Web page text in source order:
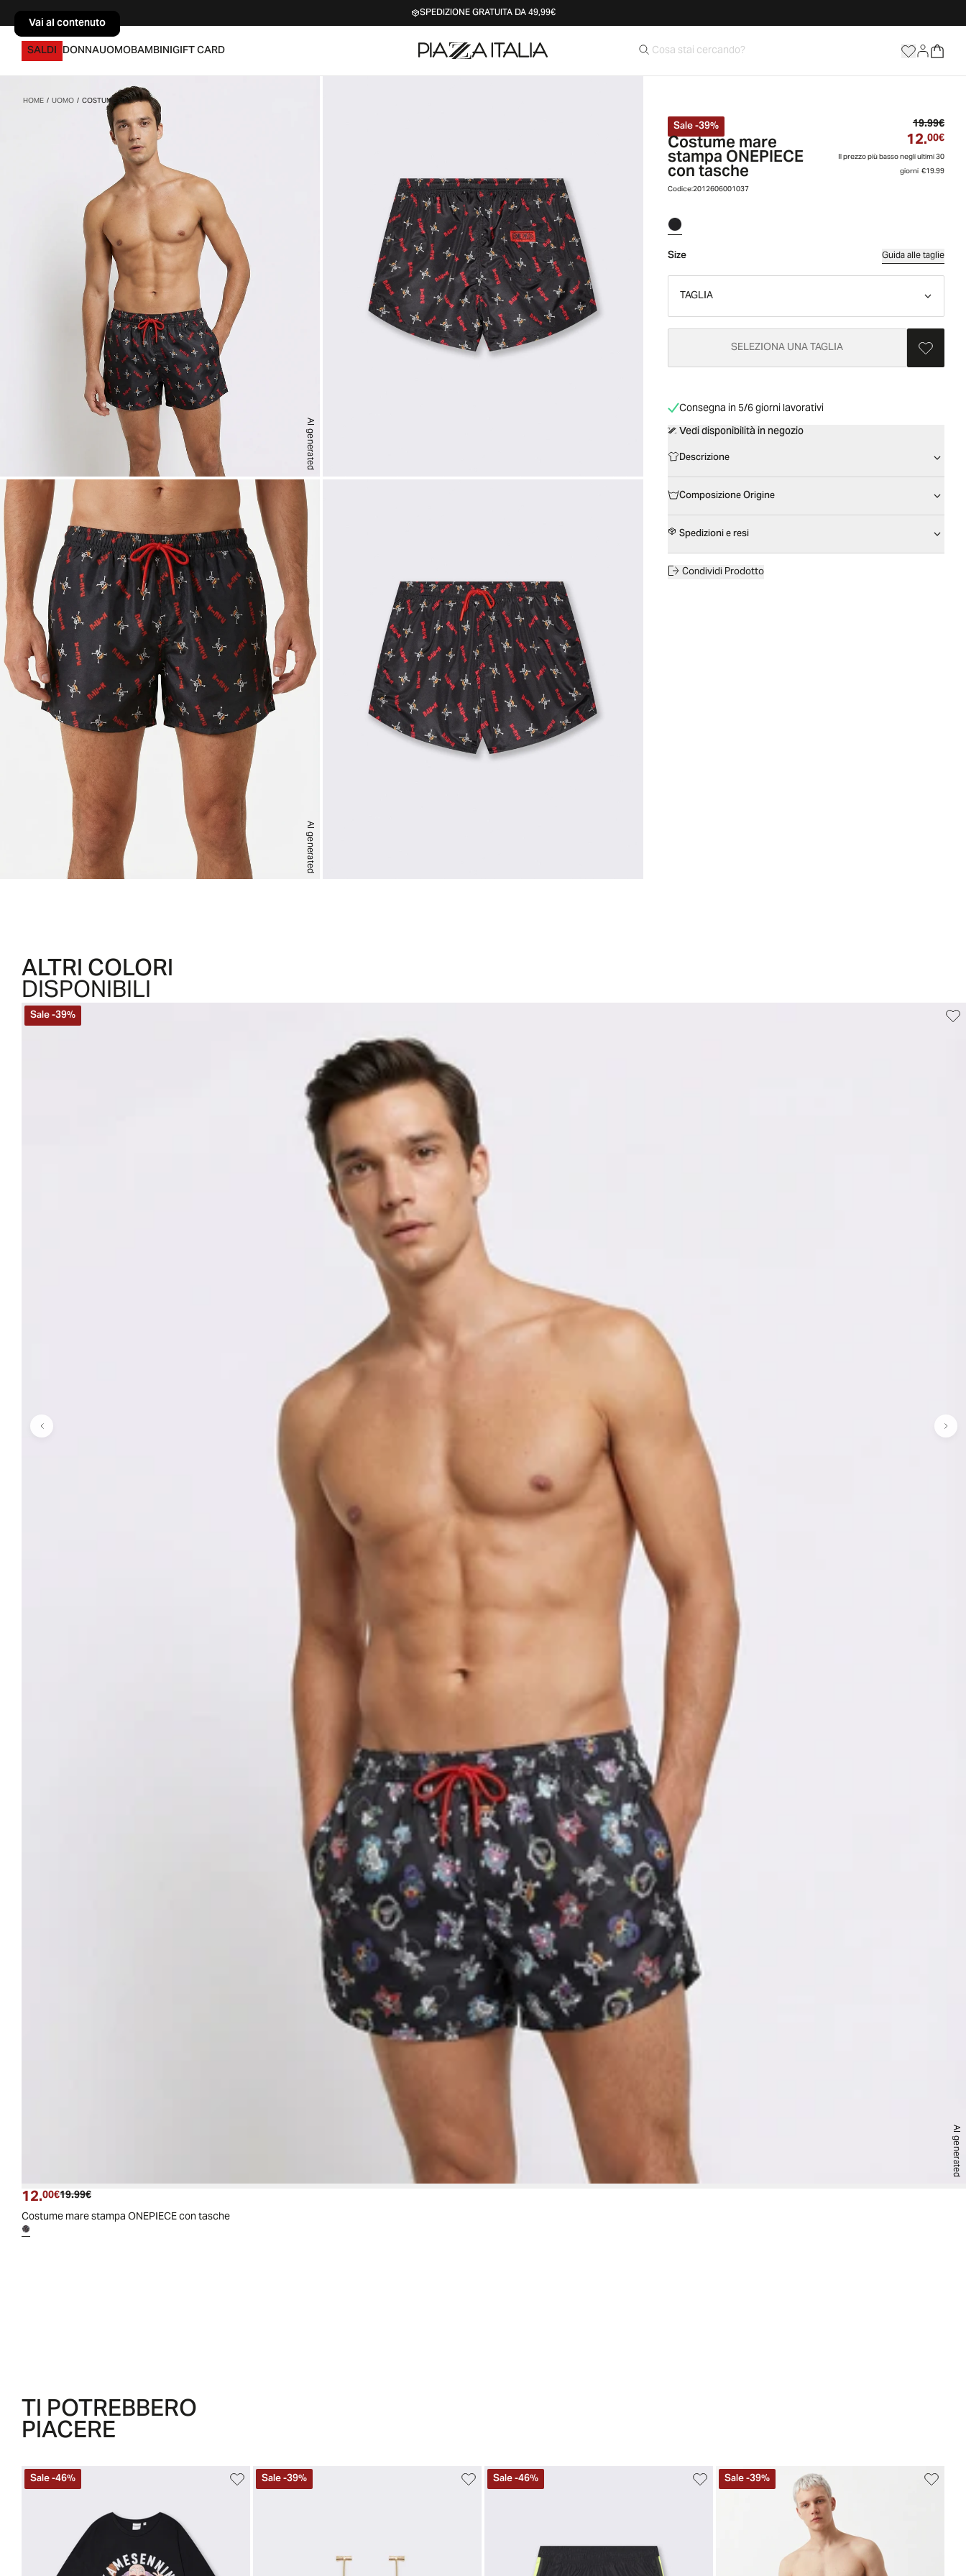
Vai al contenuto SPEDIZIONE GRATUITA DA 49,99€
SALDI DONNAUOMOBAMBINIGIFT CARD
HOME/UOMO/COSTUME MA...
AI generated
AI generated
Sale-39%
Costume mare
stampa ONEPIECE
con tasche
19.99€
12.00€
Il prezzo più basso negli ultimi 30
giorni€19.99
Codice:2012606001037
Size Guida alle taglie
TAGLIA
SELEZIONA UNA TAGLIA
Consegna in 5/6 giorni lavorativi
Vedi disponibilità in negozio
Descrizione
Composizione Origine
Spedizioni e resi
Condividi Prodotto
ALTRI COLORI
DISPONIBILI
AI generated
Sale-39%
Prezzo attuale
12.00€ Prezzo originale
19.99€
Costume mare stampa ONEPIECE con tasche
TI POTREBBERO
PIACERE
Sale-46% Sale-39% Sale-46% Sale-39%
Vai al contenuto